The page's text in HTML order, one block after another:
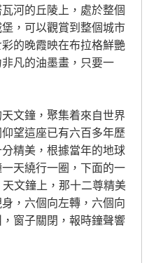
河的丘陵上，處於整個
，可以觀賞到整個城市
的晚霞映在布拉格鮮艷
凡的油墨畫，只要一
文鐘，聚集着來自世界
望這座已有六百多年歷
精美，根據當年的地球
天繞行一圈，下面的一
文鐘上，那十二尊精美
，六個向左轉，六個向
窗子關閉，報時鐘聲響